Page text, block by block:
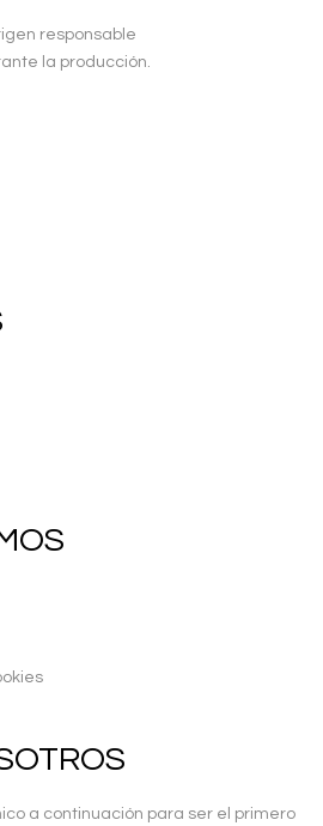
responsable
la producción.
a continuación para ser el primero